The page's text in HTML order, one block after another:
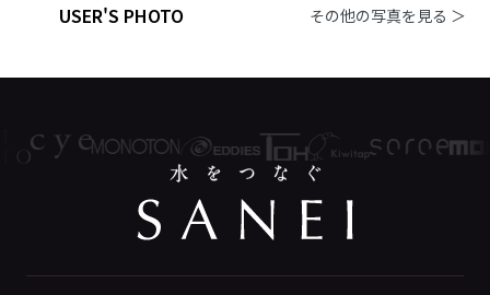
USER'S PHOTO その他の写真を見る ＞